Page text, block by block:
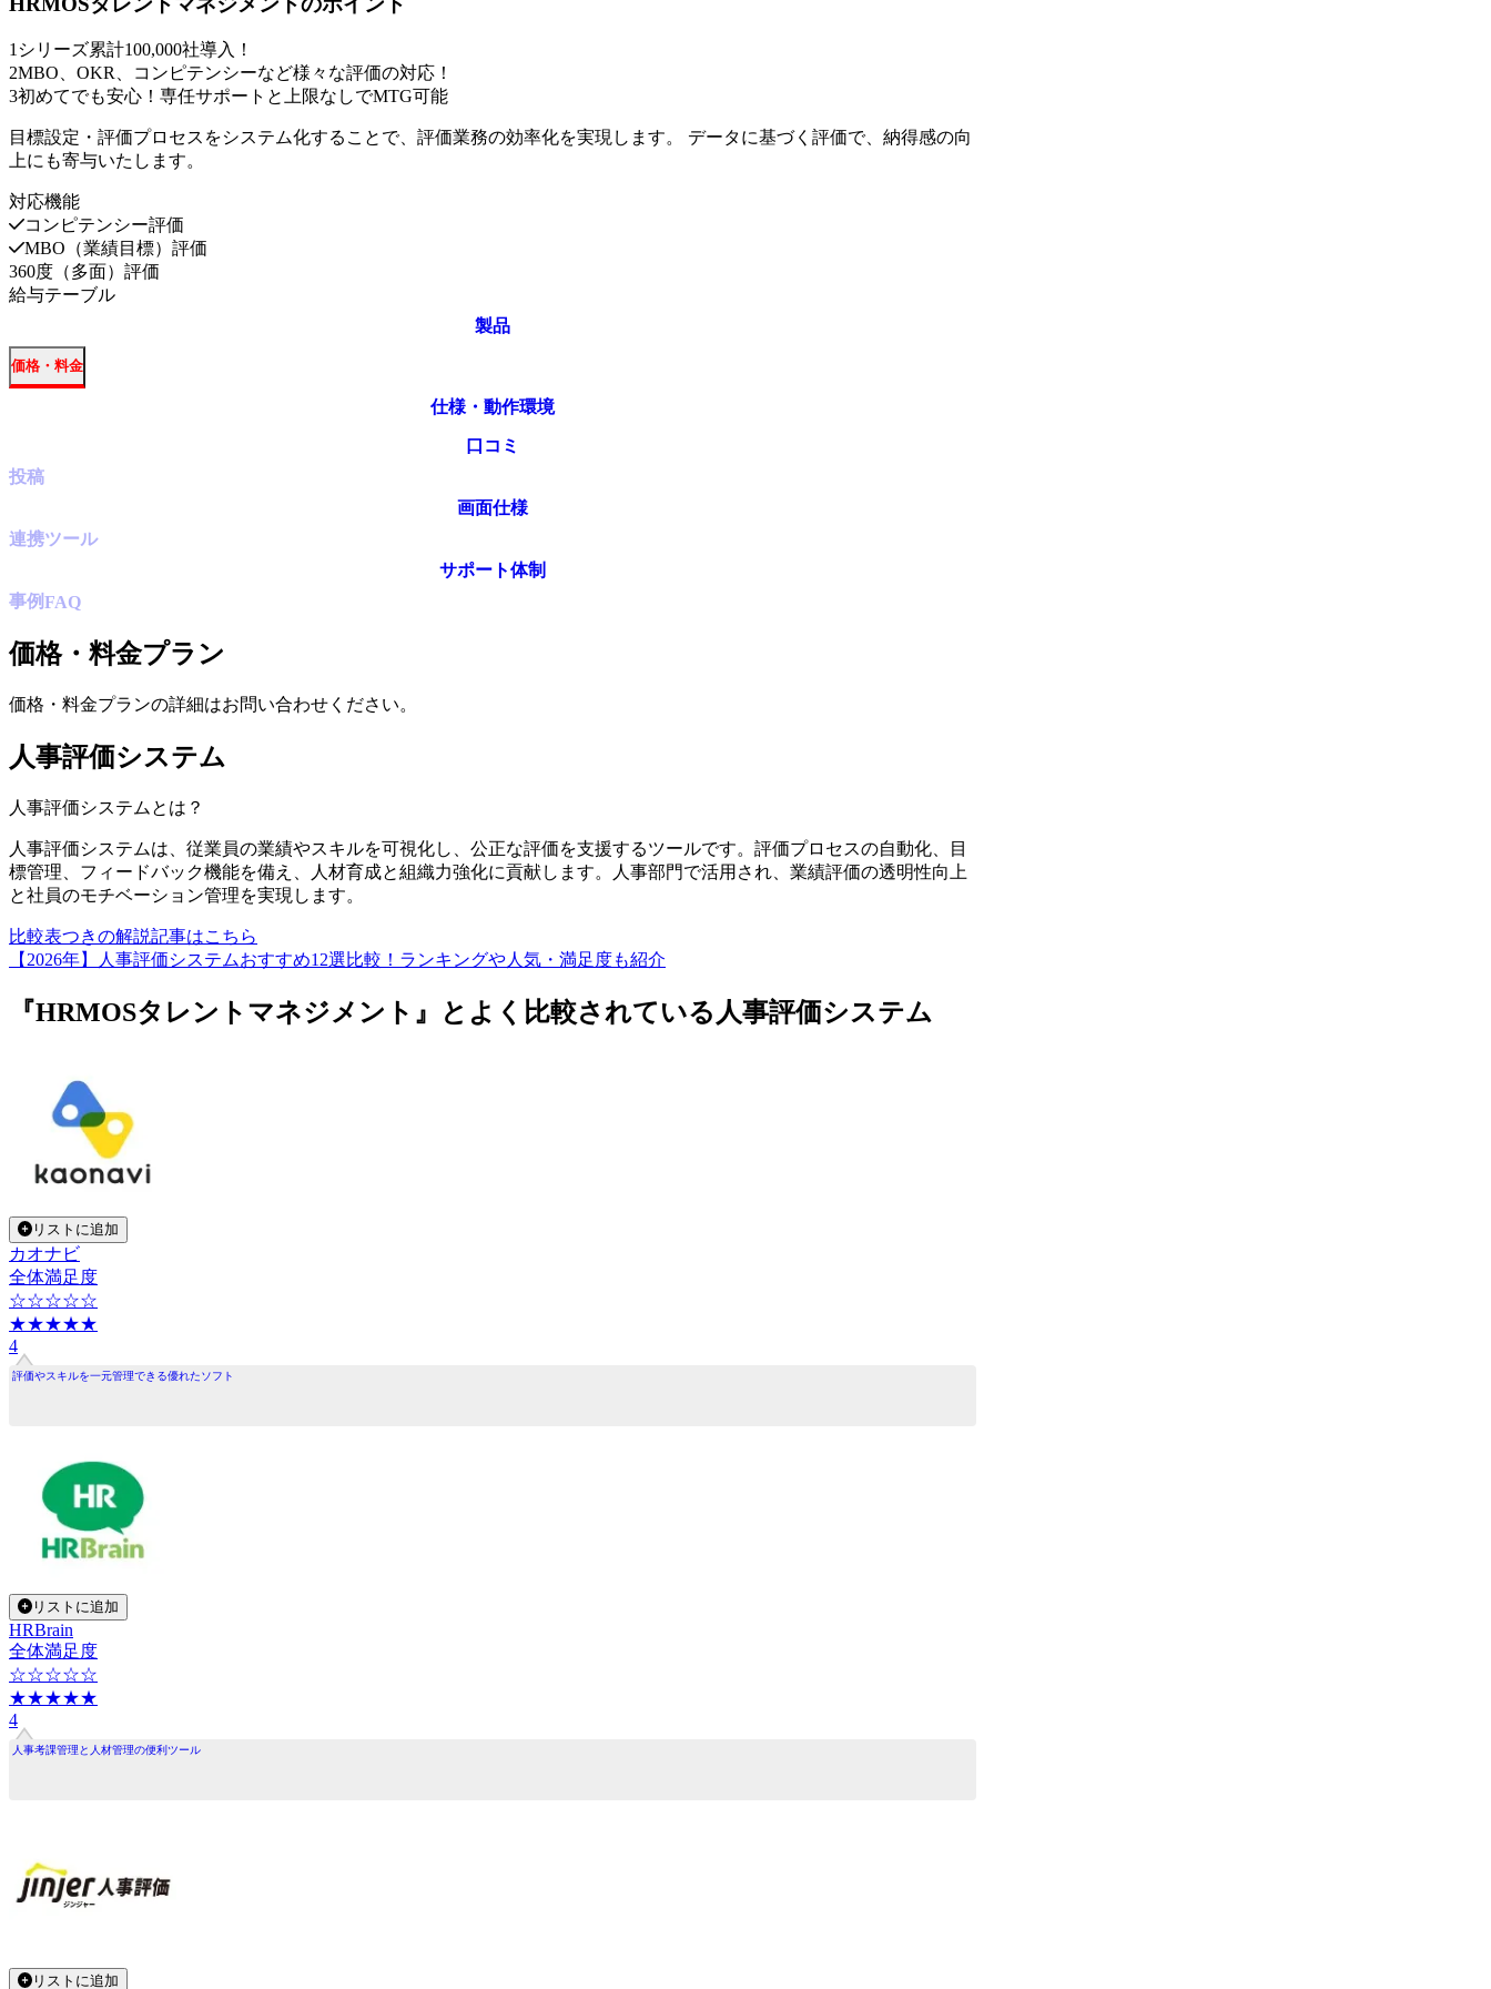
1シリーズ累計100,000社導入！
2MBO、OKR、コンピテンシーなど様々な評価の対応！
3初めてでも安心！専任サポートと上限なしでMTG可能
目標設定・評価プロセスをシステム化することで、評価業務の効率化を実現します。 データに基づく評価で、納得感の向
上にも寄与いたします。
対応機能
コンピテンシー評価
MBO（業績目標）評価
360度（多面）評価
給与テーブル
製品
価格・料金
仕様・動作環境
口コミ
投稿
画面仕様
連携ツール
サポート体制
事例FAQ
価格・料金プラン
価格・料金プランの詳細はお問い合わせください。
人事評価システム
人事評価システム とは？
人事評価システムは、従業員の業績やスキルを可視化し、公正な評価を支援するツールです。評価プロセスの自動化、目
標管理、フィードバック機能を備え、人材育成と組織力強化に貢献します。人事部門で活用され、業績評価の透明性向上
と社員のモチベーション管理を実現します。
比較表つきの解説記事はこちら
【2026年】人事評価システムおすすめ12選比較！ランキングや人気・満足度も紹介
『HRMOSタレントマネジメント』とよく比較されている人事評価システム
リストに追加
カオナビ
全体満足度
☆☆☆☆☆
★★★★★
4
評価やスキルを一元管理できる優れたソフト
リストに追加
HRBrain
全体満足度
☆☆☆☆☆
★★★★★
4
人事考課管理と人材管理の便利ツール
リストに追加